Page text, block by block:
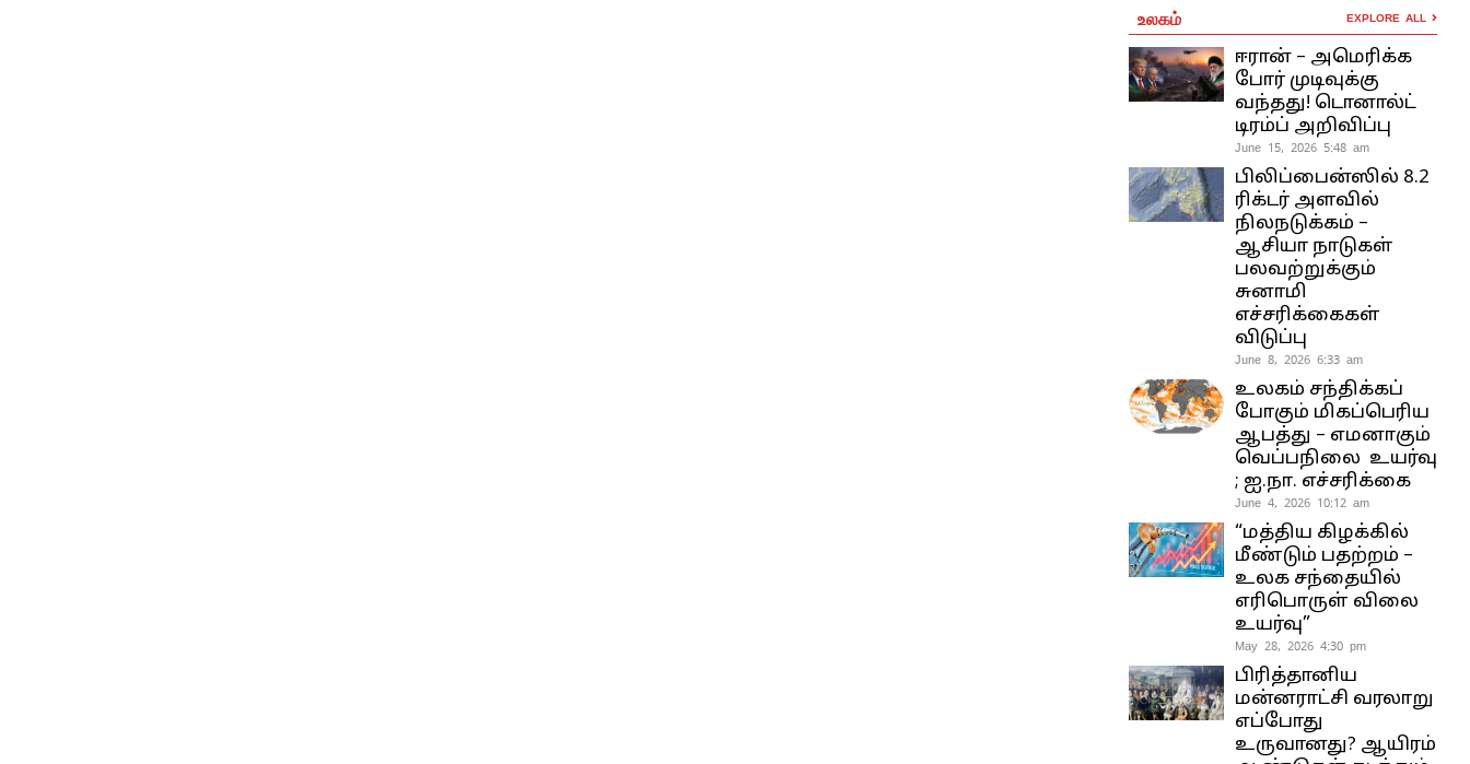
உலகம் EXPLORE ALL
ஈரான் – அமெரிக்க
போர் முடிவுக்கு
வந்தது! டொனால்ட்
டிரம்ப் அறிவிப்பு
June 15, 2026 5:48 am
பிலிப்பைன்ஸில் 8.2
ரிக்டர் அளவில்
நிலநடுக்கம் –
ஆசியா நாடுகள்
பலவற்றுக்கும்
சுனாமி
எச்சரிக்கைகள்
விடுப்பு
June 8, 2026 6:33 am
உலகம் சந்திக்கப்
போகும் மிகப்பெரிய
ஆபத்து – எமனாகும்
வெப்பநிலை உயர்வு
; ஐ.நா. எச்சரிக்கை
June 4, 2026 10:12 am
“மத்திய கிழக்கில்
மீண்டும் பதற்றம் –
உலக சந்தையில்
எரிபொருள் விலை
உயர்வு”
May 28, 2026 4:30 pm
பிரித்தானிய
மன்னராட்சி வரலாறு
எப்போது
உருவானது? ஆயிரம்